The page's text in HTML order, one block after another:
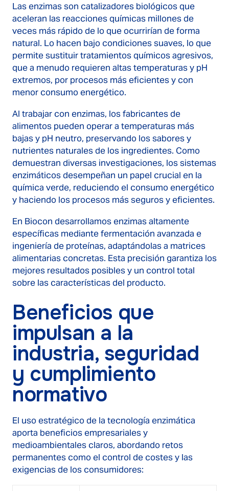
Las enzimas son catalizadores biológicos que
aceleran las reacciones químicas millones de
veces más rápido de lo que ocurrirían de forma
natural. Lo hacen bajo condiciones suaves, lo que
permite sustituir tratamientos químicos agresivos,
que a menudo requieren altas temperaturas y pH
extremos, por procesos más eficientes y con
menor consumo energético.
Al trabajar con enzimas, los fabricantes de
alimentos pueden operar a temperaturas más
bajas y pH neutro, preservando los sabores y
nutrientes naturales de los ingredientes. Como
demuestran diversas investigaciones, los sistemas
enzimáticos desempeñan un papel crucial en la
química verde, reduciendo el consumo energético
y haciendo los procesos más seguros y eficientes.
En Biocon desarrollamos enzimas altamente
específicas mediante fermentación avanzada e
ingeniería de proteínas, adaptándolas a matrices
alimentarias concretas. Esta precisión garantiza los
mejores resultados posibles y un control total
sobre las características del producto.
Beneficios que
impulsan a la
industria, seguridad
y cumplimiento
normativo
El uso estratégico de la tecnología enzimática
aporta beneficios empresariales y
medioambientales claros, abordando retos
permanentes como el control de costes y las
exigencias de los consumidores: